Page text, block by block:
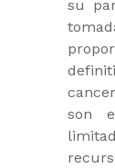
su
son